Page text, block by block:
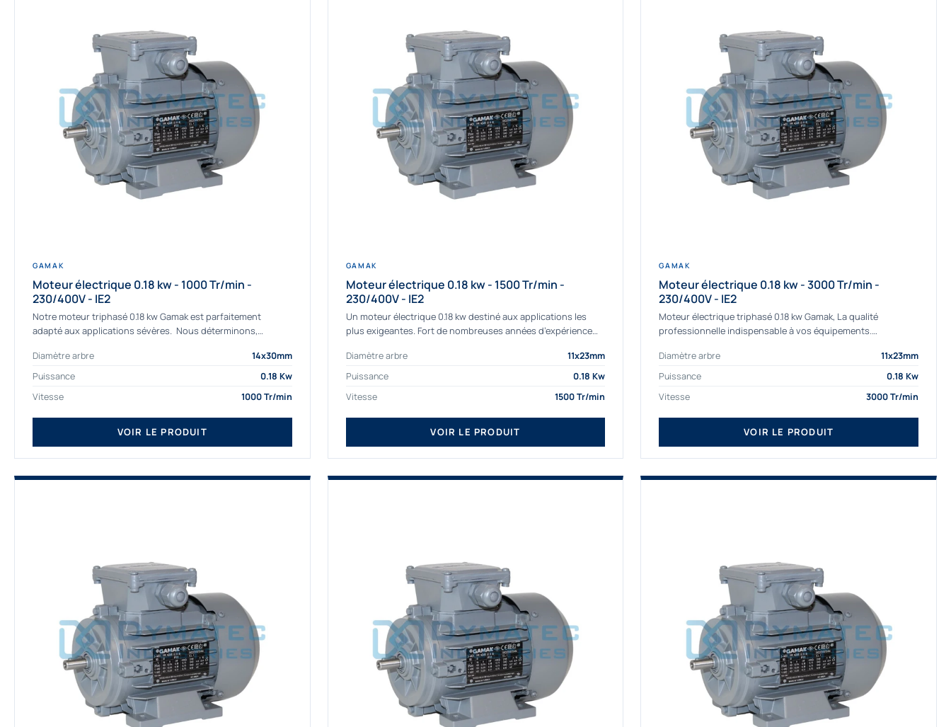
GAMAK
Moteur électrique 0.18 kw - 1000 Tr/min -
230/400V - IE2
Notre moteur triphasé 0.18 kw Gamak est parfaitement
adapté aux applications sévères. Nous déterminons,
depuis de nombreuses...
Diamètre arbre
14x30mm
Puissance
0.18 Kw
Vitesse
1000 Tr/min
VOIR LE PRODUIT
GAMAK
Moteur électrique 0.18 kw - 1500 Tr/min -
230/400V - IE2
Un moteur électrique 0.18 kw destiné aux applications les
plus exigeantes. Fort de nombreuses années d’expérience
Diamètre arbre
11x23mm
Puissance
0.18 Kw
Vitesse
1500 Tr/min
VOIR LE PRODUIT
GAMAK
Moteur électrique 0.18 kw - 3000 Tr/min -
230/400V - IE2
Moteur électrique triphasé 0.18 kw Gamak, La qualité
professionnelle indispensable à vos équipements.
proposons exclusivement des...
Diamètre arbre
11x23mm
Puissance
0.18 Kw
Vitesse
3000 Tr/min
VOIR LE PRODUIT